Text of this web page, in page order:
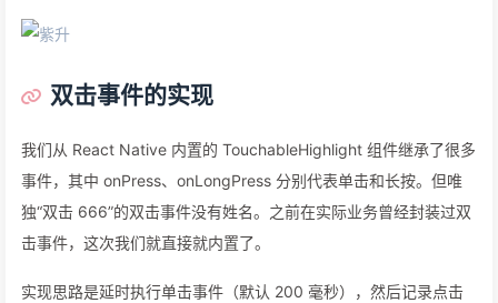
双击事件的实现
我们从 React Native 内置的 TouchableHighlight 组件继承了很多
事件，其中 onPress、onLongPress 分别代表单击和长按。但唯
独“双击 666”的双击事件没有姓名。之前在实际业务曾经封装过双
击事件，这次我们就直接就内置了。
实现思路是延时执行单击事件（默认 200 毫秒），然后记录点击